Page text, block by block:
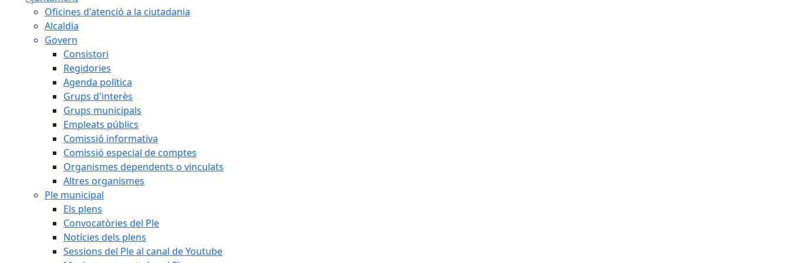
Oficines d'atenció a la ciutadania
Alcaldia
Govern
Consistori
Regidories
Agenda política
Grups d'interès
Grups municipals
Empleats públics
Comissió informativa
Comissió especial de comptes
Organismes dependents o vinculats
Altres organismes
Ple municipal
Els plens
Convocatòries del Ple
Notícies dels plens
Sessions del Ple al canal de Youtube